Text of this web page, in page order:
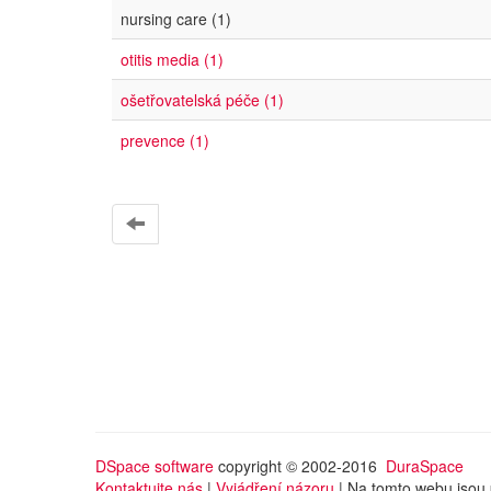
nursing care (1)
otitis media (1)
ošetřovatelská péče (1)
prevence (1)
DSpace software copyright © 2002-2016 DuraSpace